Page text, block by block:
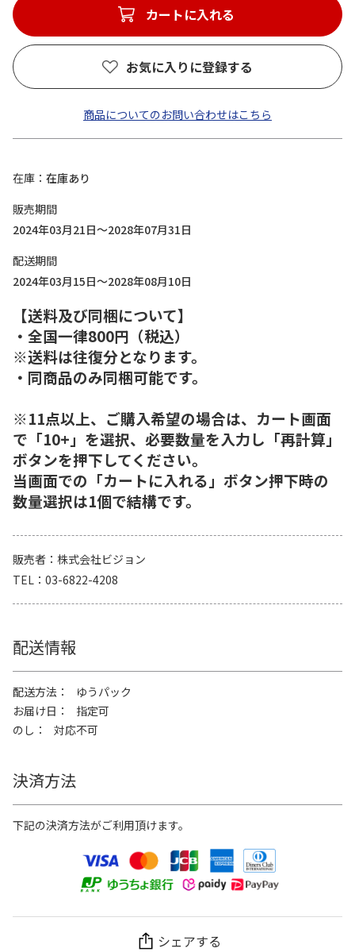
カートに入れる
お気に入りに登録する
商品についてのお問い合わせはこちら
在庫
在庫あり
販売期間
2024年03月21日～2028年07月31日
配送期間
2024年03月15日～2028年08月10日
【送料及び同梱について】
・全国一律800円（税込）
※送料は往復分となります。
・同商品のみ同梱可能です。
※11点以上、ご購入希望の場合は、カート画面
で「10+」を選択、必要数量を入力し「再計算」
ボタンを押下してください。
当画面での「カートに入れる」ボタン押下時の
数量選択は1個で結構です。
販売者
株式会社ビジョン
TEL
03-6822-4208
配送情報
配送方法
ゆうパック
お届け日
指定可
のし
対応不可
決済方法
下記の決済方法がご利用頂けます。
シェアする